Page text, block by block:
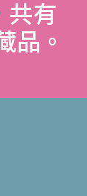
共有
品。